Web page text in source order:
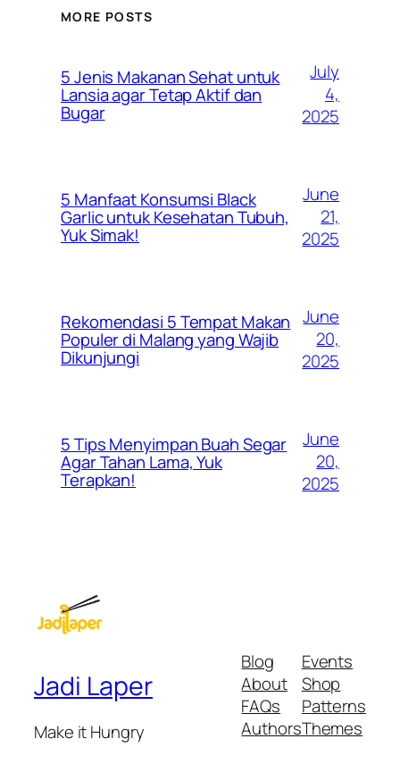
MORE POSTS
5 Jenis Makanan Sehat untuk
Lansia agar Tetap Aktif dan
Bugar
July
4,
2025
5 Manfaat Konsumsi Black
Garlic untuk Kesehatan Tubuh,
Yuk Simak!
June
21,
2025
Rekomendasi 5 Tempat Makan
Populer di Malang yang Wajib
Dikunjungi
June
20,
2025
5 Tips Menyimpan Buah Segar
Agar Tahan Lama, Yuk
Terapkan!
June
20,
2025
Jadi Laper
Make it Hungry
Blog
About
FAQs
Authors
Events
Shop
Patterns
Themes